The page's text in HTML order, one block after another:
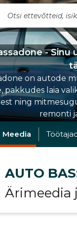
- Sinu
on autode
pakkudes laia
ning
remonti
Meedia
AUTO
Ärimeedia